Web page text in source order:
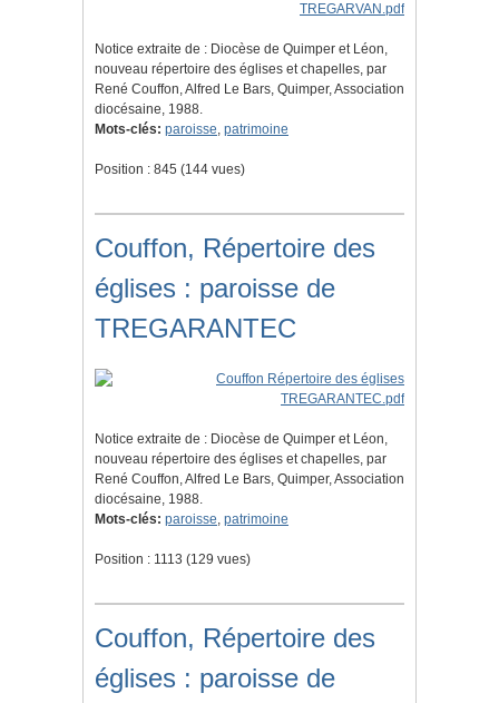
Notice extraite de : Diocèse de Quimper et Léon,
nouveau répertoire des églises et chapelles, par
René Couffon, Alfred Le Bars, Quimper, Association
diocésaine, 1988.
Mots-clés: paroisse, patrimoine
Position : 845 (144 vues)
Couffon, Répertoire des
églises : paroisse de
TREGARANTEC
Notice extraite de : Diocèse de Quimper et Léon,
nouveau répertoire des églises et chapelles, par
René Couffon, Alfred Le Bars, Quimper, Association
diocésaine, 1988.
Mots-clés: paroisse, patrimoine
Position : 1113 (129 vues)
Couffon, Répertoire des
églises : paroisse de